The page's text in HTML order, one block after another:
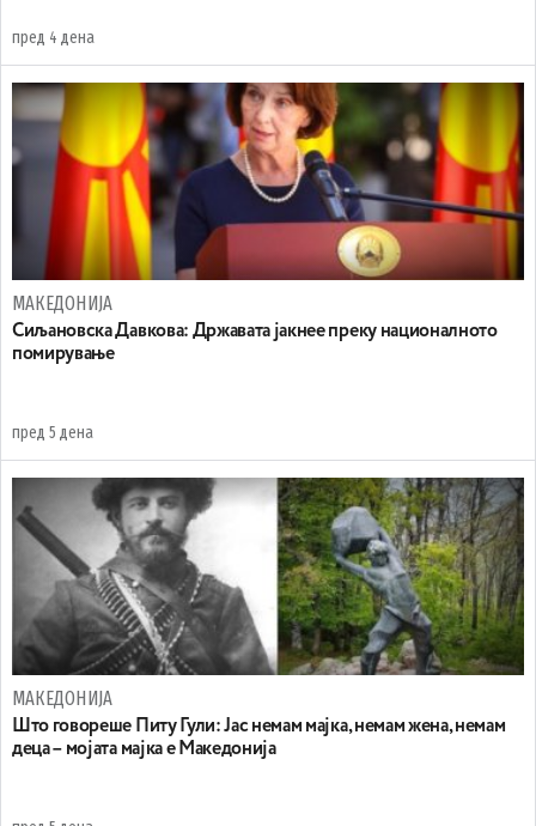
пред 4 дена
МАКЕДОНИЈА
Сиљановска Давкова: Државата јакнее преку националното
помирување
пред 5 дена
МАКЕДОНИЈА
Што говореше Питу Гули: Јас немам мајка, немам жена, немам
деца – мојата мајка е Македонија